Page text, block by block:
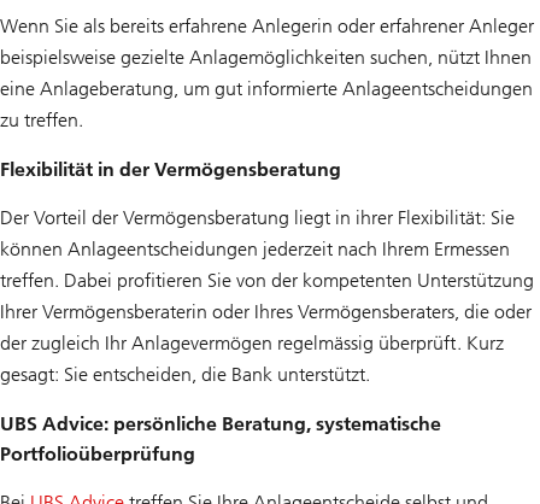
Wenn Sie als bereits erfahrene Anlegerin oder erfahrener Anleger
beispielsweise gezielte Anlagemöglichkeiten suchen, nützt Ihnen
eine Anlageberatung, um gut informierte Anlageentscheidungen
zu treffen.
Flexibilität in der Vermögensberatung
Der Vorteil der Vermögensberatung liegt in ihrer Flexibilität: Sie
können Anlageentscheidungen jederzeit nach Ihrem Ermessen
treffen. Dabei profitieren Sie von der kompetenten Unterstützung
Ihrer Vermögensberaterin oder Ihres Vermögensberaters, die oder
der zugleich Ihr Anlagevermögen regelmässig überprüft. Kurz
gesagt: Sie entscheiden, die Bank unterstützt.
UBS Advice: persönliche Beratung, systematische
Portfolioüberprüfung